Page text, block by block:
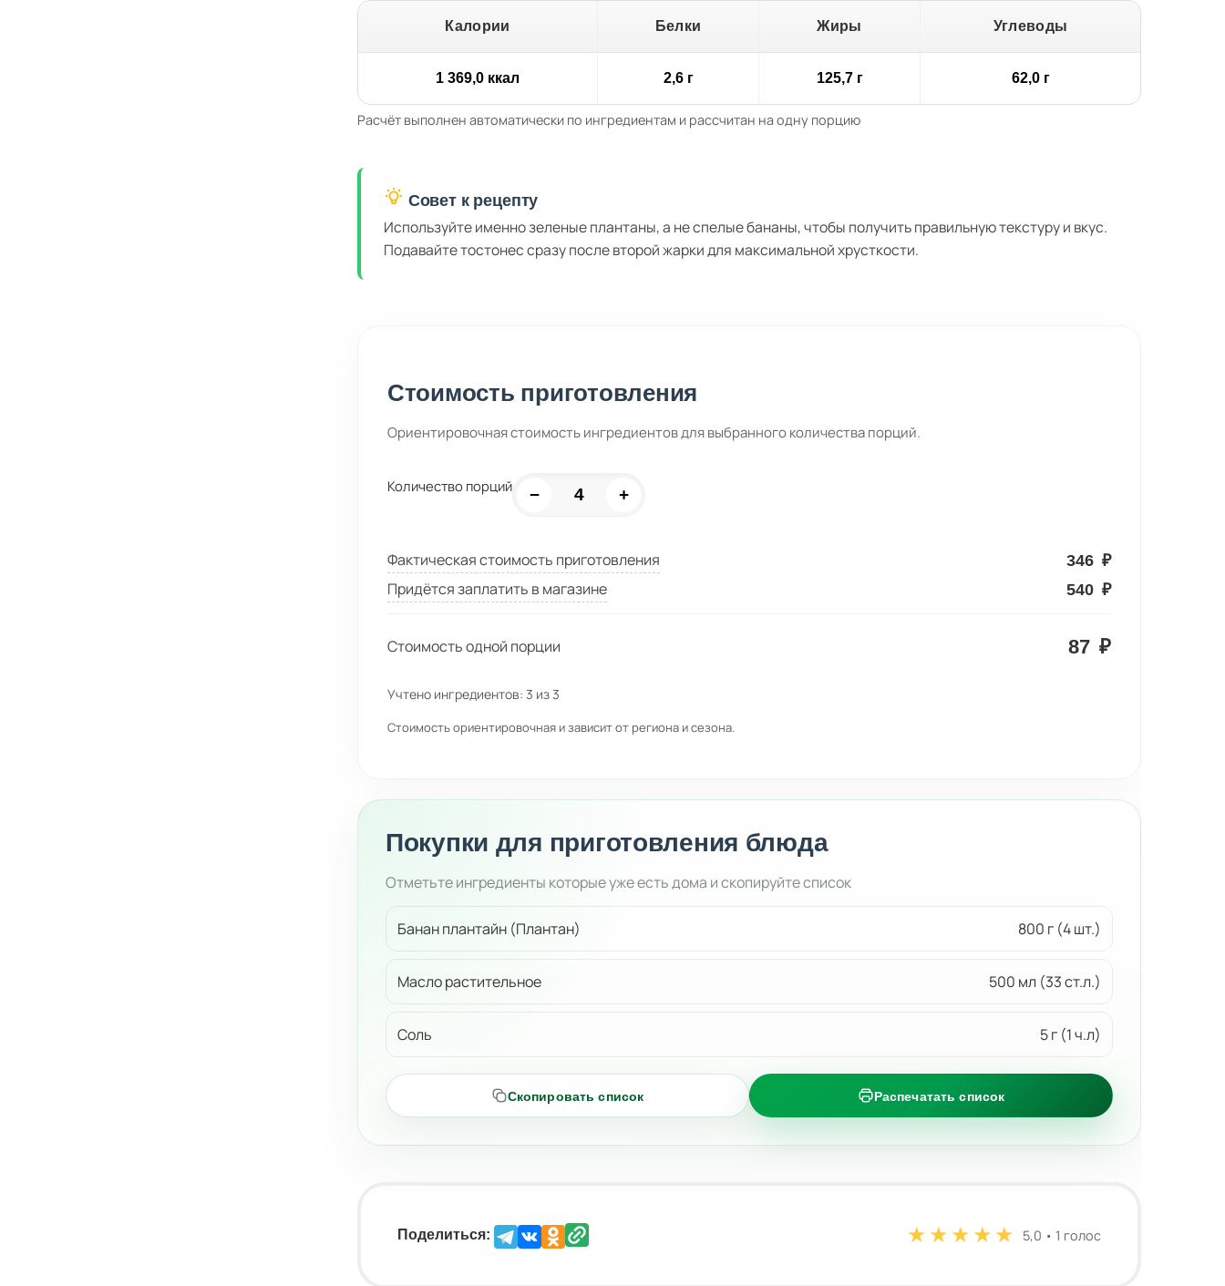
Калории Белки Жиры Углеводы
1 369,0 ккал 2,6 г 125,7 г 62,0 г
Расчёт выполнен автоматически по ингредиентам и рассчитан на одну порцию
Совет к рецепту
Используйте именно зеленые плантаны, а не спелые бананы, чтобы получить правильную текстуру и вкус.
Подавайте тостонес сразу после второй жарки для максимальной хрусткости.
Стоимость приготовления
Ориентировочная стоимость ингредиентов для выбранного количества порций.
Количество порций − +
Фактическая стоимость приготовления 346 ₽
Придётся заплатить в магазине 540 ₽
Стоимость одной порции 87 ₽
Учтено ингредиентов: 3 из3
Стоимость ориентировочная и зависит от региона и сезона.
Покупки для приготовления блюда
Отметьте ингредиенты которые уже есть дома и скопируйте список
Банан плантайн (Плантан) 800 г (4 шт.)
Масло растительное 500 мл (33 ст.л.)
Соль 5 г (1 ч.л)
Скопировать список Распечатать список
Поделиться: ★ ★ ★ ★ ★ 5,0 • 1 голос